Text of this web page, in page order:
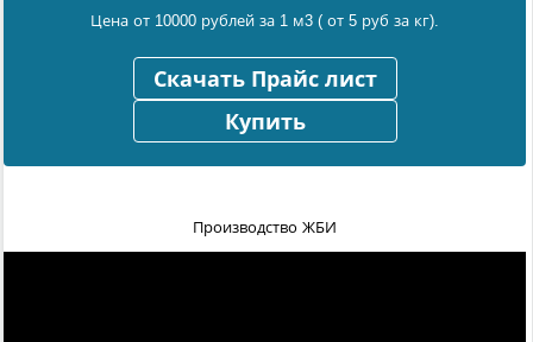
Цена от 10000 рублей за 1 м3 ( от 5 руб за кг).
Скачать Прайс лист
Купить
Производство ЖБИ